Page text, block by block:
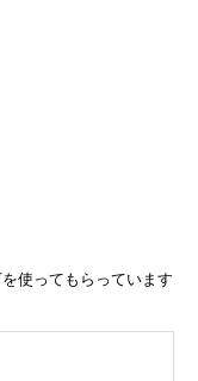
使ってもらっています